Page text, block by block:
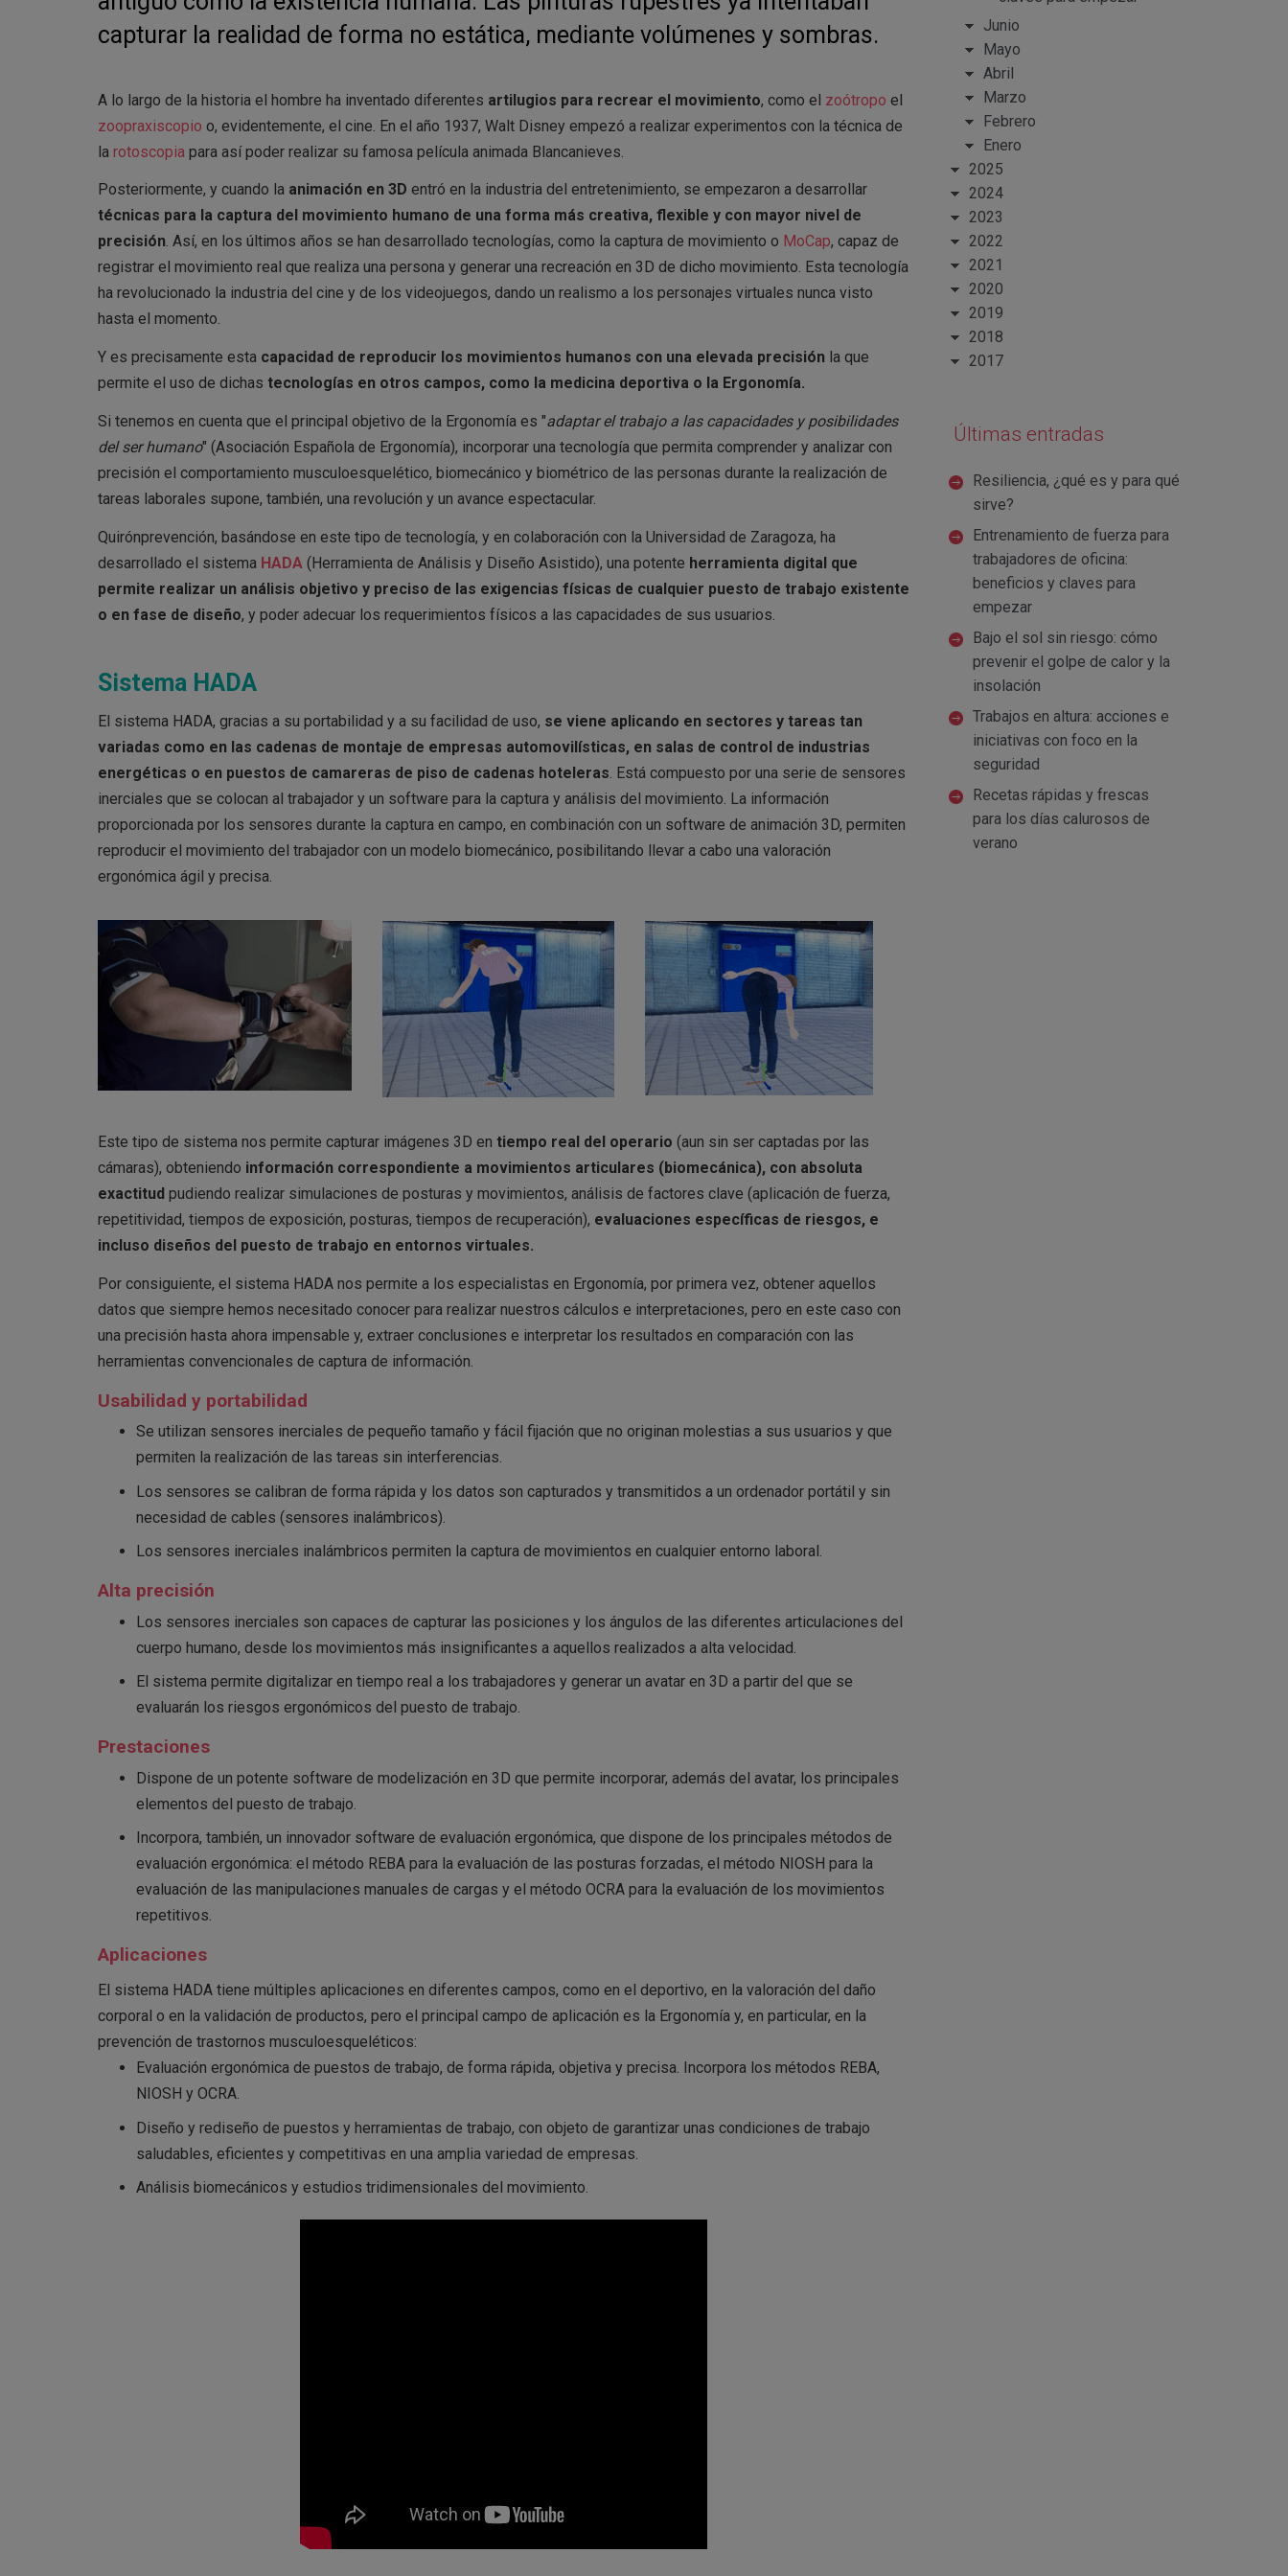
capturar la realidad de forma no estática, mediante volúmenes y sombras.
A lo largo de la historia el hombre ha inventado diferentes artilugios para recrear el movimiento, como el zoótropo el
zoopraxiscopio o, evidentemente, el cine. En el año 1937, Walt Disney empezó a realizar experimentos con la técnica de
la rotoscopia para así poder realizar su famosa película animada Blancanieves.
Posteriormente, y cuando la animación en 3D entró en la industria del entretenimiento, se empezaron a desarrollar
técnicas para la captura del movimiento humano de una forma más creativa, flexible y con mayor nivel de
precisión. Así, en los últimos años se han desarrollado tecnologías, como la captura de movimiento o MoCap, capaz de
registrar el movimiento real que realiza una persona y generar una recreación en 3D de dicho movimiento. Esta tecnología
ha revolucionado la industria del cine y de los videojuegos, dando un realismo a los personajes virtuales nunca visto
hasta el momento.
Y es precisamente esta capacidad de reproducir los movimientos humanos con una elevada precisión la que
permite el uso de dichas tecnologías en otros campos, como la medicina deportiva o la Ergonomía.
Si tenemos en cuenta que el principal objetivo de la Ergonomía es "adaptar el trabajo a las capacidades y posibilidades
del ser humano" (Asociación Española de Ergonomía), incorporar una tecnología que permita comprender y analizar con
precisión el comportamiento musculoesquelético, biomecánico y biométrico de las personas durante la realización de
tareas laborales supone, también, una revolución y un avance espectacular.
Quirónprevención, basándose en este tipo de tecnología, y en colaboración con la Universidad de Zaragoza, ha
desarrollado el sistema HADA (Herramienta de Análisis y Diseño Asistido), una potente herramienta digital que
permite realizar un análisis objetivo y preciso de las exigencias físicas de cualquier puesto de trabajo existente
o en fase de diseño, y poder adecuar los requerimientos físicos a las capacidades de sus usuarios.
Sistema HADA
El sistema HADA, gracias a su portabilidad y a su facilidad de uso, se viene aplicando en sectores y tareas tan
variadas como en las cadenas de montaje de empresas automovilísticas, en salas de control de industrias
energéticas o en puestos de camareras de piso de cadenas hoteleras . Está compuesto por una serie de sensores
inerciales que se colocan al trabajador y un software para la captura y análisis del movimiento. La información
proporcionada por los sensores durante la captura en campo, en combinación con un software de animación 3D, permiten
reproducir el movimiento del trabajador con un modelo biomecánico, posibilitando llevar a cabo una valoración
ergonómica ágil y precisa.
Este tipo de sistema nos permite capturar imágenes 3D en tiempo real del operario (aun sin ser captadas por las
cámaras), obteniendo información correspondiente a movimientos articulares (biomecánica), con absoluta
exactitud pudiendo realizar simulaciones de posturas y movimientos, análisis de factores clave (aplicación de fuerza,
repetitividad, tiempos de exposición, posturas, tiempos de recuperación), evaluaciones específicas de riesgos, e
incluso diseños del puesto de trabajo en entornos virtuales.
Por consiguiente, el sistema HADA nos permite a los especialistas en Ergonomía, por primera vez, obtener aquellos
datos que siempre hemos necesitado conocer para realizar nuestros cálculos e interpretaciones, pero en este caso con
una precisión hasta ahora impensable y, extraer conclusiones e interpretar los resultados en comparación con las
herramientas convencionales de captura de información.
Usabilidad y portabilidad
Se utilizan sensores inerciales de pequeño tamaño y fácil fijación que no originan molestias a sus usuarios y que
permiten la realización de las tareas sin interferencias.
Los sensores se calibran de forma rápida y los datos son capturados y transmitidos a un ordenador portátil y sin
necesidad de cables (sensores inalámbricos).
Los sensores inerciales inalámbricos permiten la captura de movimientos en cualquier entorno laboral.
Alta precisión
Los sensores inerciales son capaces de capturar las posiciones y los ángulos de las diferentes articulaciones del
cuerpo humano, desde los movimientos más insignificantes a aquellos realizados a alta velocidad.
El sistema permite digitalizar en tiempo real a los trabajadores y generar un avatar en 3D a partir del que se
evaluarán los riesgos ergonómicos del puesto de trabajo.
Prestaciones
Dispone de un potente software de modelización en 3D que permite incorporar, además del avatar, los principales
elementos del puesto de trabajo.
Incorpora, también, un innovador software de evaluación ergonómica, que dispone de los principales métodos de
evaluación ergonómica: el método REBA para la evaluación de las posturas forzadas, el método NIOSH para la
evaluación de las manipulaciones manuales de cargas y el método OCRA para la evaluación de los movimientos
repetitivos.
Aplicaciones
El sistema HADA tiene múltiples aplicaciones en diferentes campos, como en el deportivo, en la valoración del daño
corporal o en la validación de productos, pero el principal campo de aplicación es la Ergonomía y, en particular, en la
prevención de trastornos musculoesqueléticos:
Evaluación ergonómica de puestos de trabajo, de forma rápida, objetiva y precisa. Incorpora los métodos REBA,
NIOSH y OCRA.
Diseño y rediseño de puestos y herramientas de trabajo, con objeto de garantizar unas condiciones de trabajo
saludables, eficientes y competitivas en una amplia variedad de empresas.
Análisis biomecánicos y estudios tridimensionales del movimiento.
Junio
Mayo
Abril
Marzo
Febrero
Enero
2025
2024
2023
2022
2021
2020
2019
2018
2017
Últimas entradas
Resiliencia, ¿qué es y para qué
sirve?
Entrenamiento de fuerza para
trabajadores de oficina:
beneficios y claves para
empezar
Bajo el sol sin riesgo: cómo
prevenir el golpe de calor y la
insolación
Trabajos en altura: acciones e
iniciativas con foco en la
seguridad
Recetas rápidas y frescas
para los días calurosos de
verano